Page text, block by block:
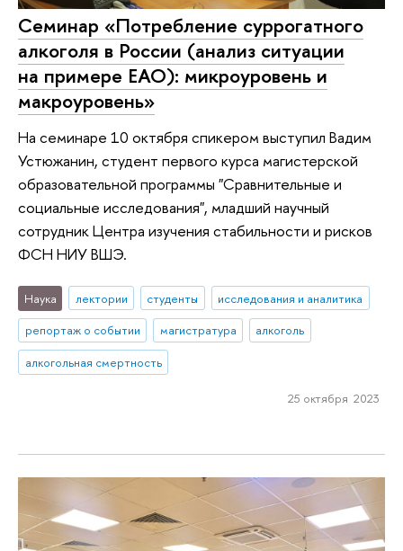
Семинар «Потребление суррогатного
алкоголя в России (анализ ситуации
на примере ЕАО): микроуровень и
макроуровень»
На семинаре 10 октября спикером выступил Вадим
Устюжанин, студент первого курса магистерской
образовательной программы "Сравнительные и
социальные исследования", младший научный
сотрудник Центра изучения стабильности и рисков
ФСН НИУ ВШЭ.
Наука лектории студенты
исследования и аналитика
репортаж о событии
магистратура
алкоголь
алкогольная смертность
25 октября 2023